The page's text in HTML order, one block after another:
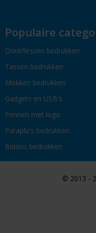
Populaire
Drinkflessen bedrukken
Tassen bedrukken
Mokken bedrukken
Gadgets en USB's
Pennen met logo
Paraplu's bedrukken
Bidons bedrukken
© 2013 -